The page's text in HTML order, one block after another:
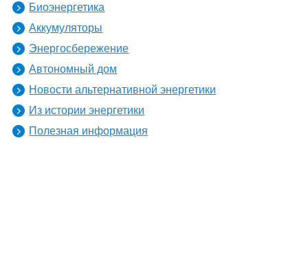
Биоэнергетика
Аккумуляторы
Энергосбережение
Автономный дом
Новости альтернативной энергетики
Из истории энергетики
Полезная информация